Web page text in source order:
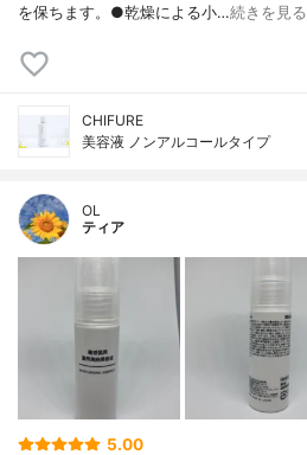
を保ちます。●乾燥による小…続きを見る
CHIFURE
美容液 ノンアルコールタイプ
OL
ティア
5.00